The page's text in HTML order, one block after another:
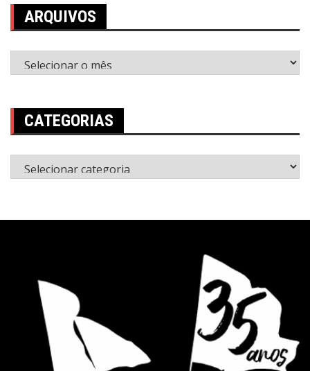
ARQUIVOS
Arquivos
CATEGORIAS
Categorias